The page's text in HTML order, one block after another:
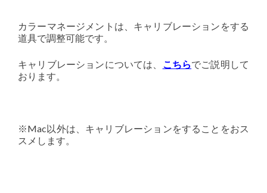
カラーマネージメントは、キャリブレーションをする
道具で調整可能です。
キャリブレーションについては、 こちらでご説明して
おります。
※Mac以外は、キャリブレーションをすることをおス
スメします。